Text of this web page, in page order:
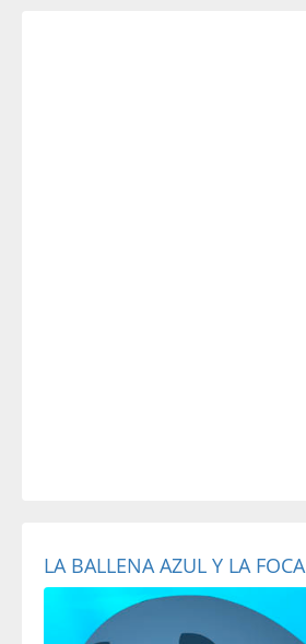
LA BALLENA AZUL Y LA FOCA